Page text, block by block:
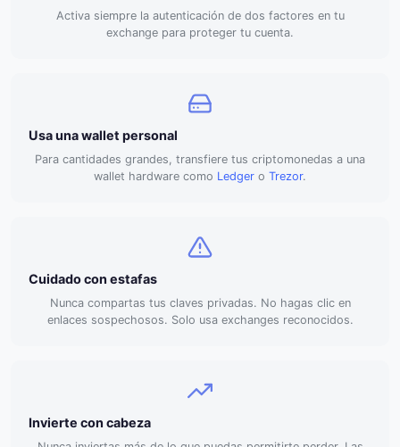
Activa siempre la autenticación de dos factores en tu
exchange para proteger tu cuenta.
Usa una wallet personal
Para cantidades grandes, transfiere tus criptomonedas a una
wallet hardware como Ledger o Trezor.
Cuidado con estafas
Nunca compartas tus claves privadas. No hagas clic en
enlaces sospechosos. Solo usa exchanges reconocidos.
Invierte con cabeza